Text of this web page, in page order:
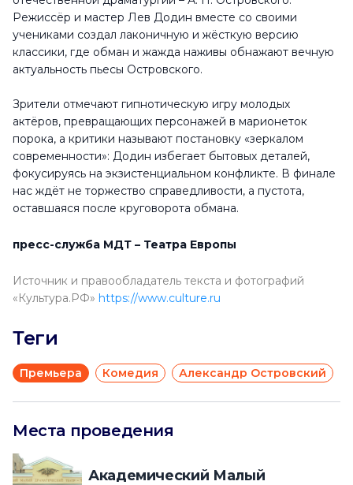
Режиссёр и мастер Лев Додин вместе со своими
учениками создал лаконичную и жёсткую версию
классики, где обман и жажда наживы обнажают вечную
актуальность пьесы Островского.
Зрители отмечают гипнотическую игру молодых
актёров, превращающих персонажей в марионеток
порока, а критики называют постановку «зеркалом
современности»: Додин избегает бытовых деталей,
фокусируясь на экзистенциальном конфликте. В финале
нас ждёт не торжество справедливости, а пустота,
оставшаяся после круговорота обмана.
пресс-служба МДТ – Театра Европы
Источник и правообладатель текста и фотографий
«Культура.РФ» https://www.culture.ru
Теги
Премьера Комедия Александр Островский
Места проведения
Академический Малый